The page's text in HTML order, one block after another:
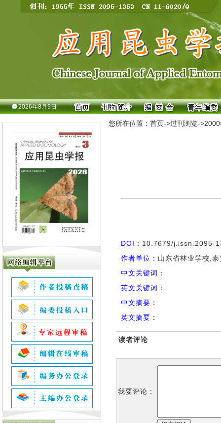
2026年8月9日
您所在位置： 首页->过刊浏览->
DOI： 10.7679/j.issn.2095-
作者单位： 山东省林业学校,
中文关键词：
英文关键词：
中文摘要：
英文摘要：
读者评论
我要评论：